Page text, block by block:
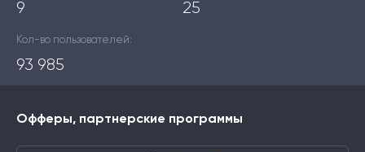
9 25
Кол-во пользователей:
93 985
Офферы, партнерские программы